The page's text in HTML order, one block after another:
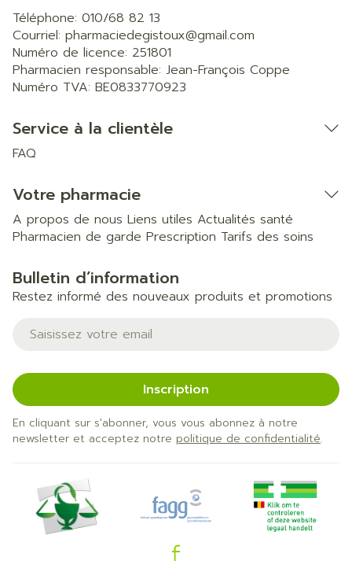
Téléphone: 010/68 82 13
Courriel: pharmaciedegistoux@gmail.com
Numéro de licence: 251801
Pharmacien responsable: Jean-François Coppe
Numéro TVA: BE0833770923
Service à la clientèle
FAQ
Votre pharmacie
A propos de nous Liens utiles Actualités santé
Pharmacien de garde Prescription Tarifs des soins
Bulletin d’information
Restez informé des nouveaux produits et promotions
Adresse mail
Inscription
En cliquant sur s'abonner, vous vous abonnez à notre
newsletter et acceptez notre politique de confidentialité.